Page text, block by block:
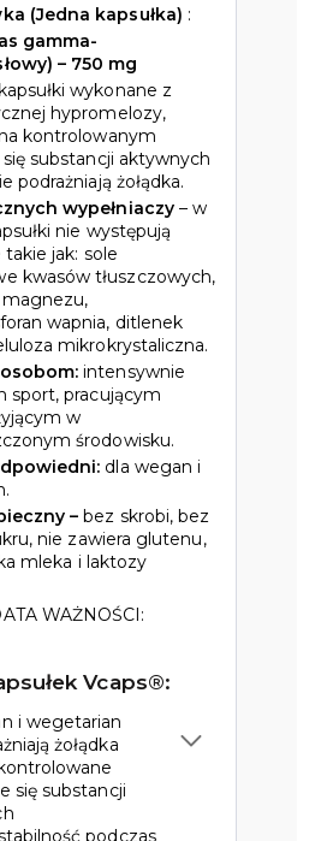
(Jedna kapsułka) :
gamma-
– 750 mg
wykonane z
hypromelozy,
kontrolowanym
substancji aktywnych
podrażniają żołądka.
wypełniaczy– w
nie występują
jak: sole
kwasów tłuszczowych,
wapnia, ditlenek
mikrokrystaliczna.
intensywnie
sport, pracującym
w
środowisku.
dla wegan i
– bez skrobi, bez
nie zawiera glutenu,
mleka i laktozy
WAŻNOŚCI:
Vcaps®:
i wegetarian
żołądka
się substancji
podczas